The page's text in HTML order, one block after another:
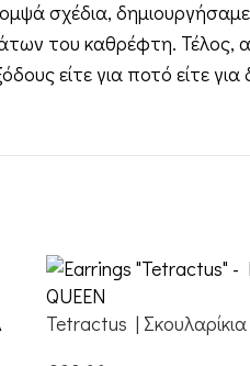
σχέδια,
του καθρέφτη. Τέλος,
είτε για ποτό είτε για
Tetractus | Σκουλαρίκια